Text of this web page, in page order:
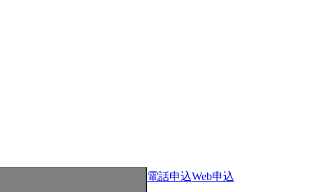
電話申込Web申込